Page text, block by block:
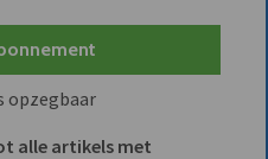
opzegbaar
alle artikels met